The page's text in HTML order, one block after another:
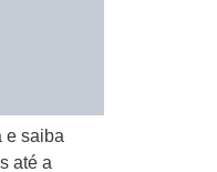
e saiba
até a